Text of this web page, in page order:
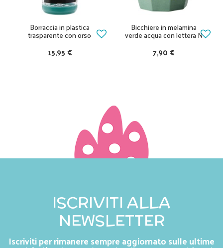
Borraccia in plastica
trasparente con orso
15,95 €
Bicchiere in melamina
verde acqua con lettera N
7,90 €
ISCRIVITI ALLA
NEWSLETTER
Iscriviti per rimanere sempre aggiornato sulle ultime